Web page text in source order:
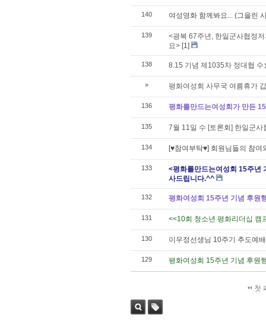
140 여성영화 함께봐요... (그을린
139
<광복 67주년, 한일군사협정
요> [1]
138 8.15 기념 제1035차 정대협
» 평화여성회 사무국 여름휴가
136 평화를만드는여성회가 만든
135 7월 11일 수 [토론회] 한일군
134 [♥참여부탁♥] 회원님들의 참
133
<평화를만드는여성회 15주년
사드립니다.^^
132 평화여성회 15주년 기념 후원
131 <<10회 청소년 평화리더십 캠
130 이우정선생님 10주기 추도예
129 평화여성회 15주년 기념 후원
첫